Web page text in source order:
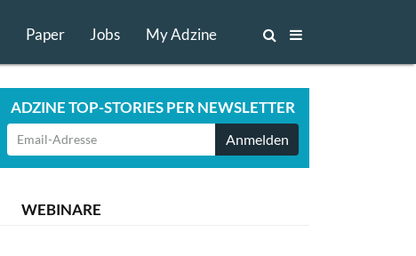
Paper Jobs My Adzine
ADZINE TOP-STORIES PER NEWSLETTER
Anmelden
WEBINARE